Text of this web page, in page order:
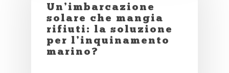
Un’imbarcazione
solare che mangia
rifiuti: la soluzione
per l’inquinamento
marino?